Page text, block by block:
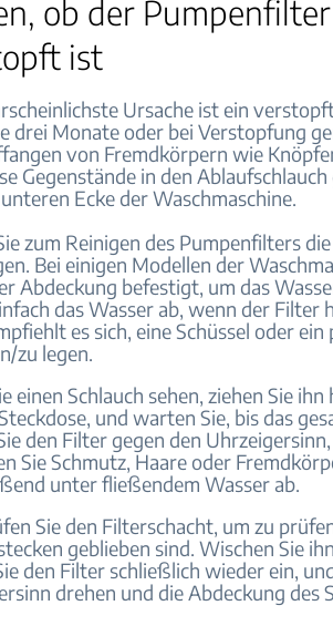
ob der
ist
Ursache ist ein
drei Monate oder bei Verstopfung
von Fremdkörpern wie
Gegenstände in den
Ecke der Waschmaschine.
zum Reinigen des Pumpenfilters
Bei einigen Modellen der
Abdeckung befestigt, um das
das Wasser ab, wenn der Filter
es sich, eine Schüssel oder
zu legen.
einen Schlauch sehen, ziehen Sie
und warten Sie, bis das
den Filter gegen den
Sie Schmutz, Haare oder
unter fließendem Wasser ab.
Sie den Filterschacht, um zu
geblieben sind. Wischen Sie
den Filter schließlich wieder ein,
drehen und die Abdeckung des